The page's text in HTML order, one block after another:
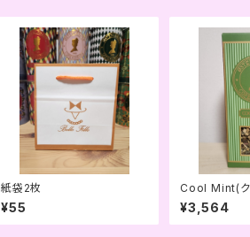
紙袋2枚
¥55
Cool Mint(ク
0g
¥3,564